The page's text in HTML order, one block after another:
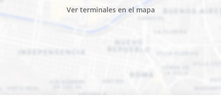
Ver terminales en el mapa